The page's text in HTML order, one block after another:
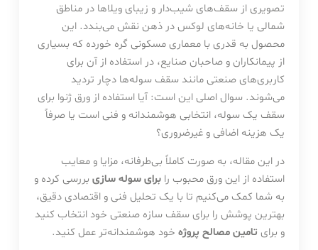
تصویری از سقف‌های شیب‌دار و زیبای ویلاها در مناطق
شمالی یا خانه‌های لوکس در ذهن نقش می‌بندد. این
محصول به قدری با معماری مسکونی گره خورده که بسیاری
از پیمانکاران و صاحبان صنایع، در استفاده از آن برای
کاربری‌های صنعتی مانند سقف سوله‌ها دچار تردید
می‌شوند. سوال اصلی این است: آیا استفاده از ورق ژنوا برای
سقف یک سوله، انتخابی هوشمندانه و فنی است یا صرفاً
یک هزینه اضافی و غیرضروری؟
در این مقاله، به صورت کاملاً بی‌طرفانه، مزایا و معایب
استفاده از این ورق محبوب را برای سوله سازیبررسی کرده و
به شما کمک می‌کنیم تا با یک تحلیل فنی و اقتصادی دقیق،
بهترین پوشش را برای سقف سازه صنعتی خود انتخاب کنید
و برای تامین مصالح پروژهخود هوشمندانه‌تر عمل کنید.